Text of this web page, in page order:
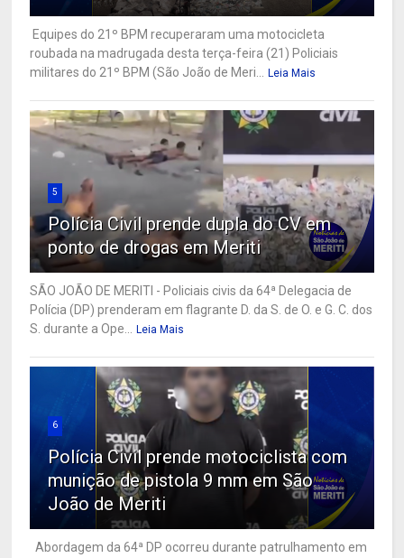
Equipes do 21º BPM recuperaram uma motocicleta
roubada na madrugada desta terça-feira (21) Policiais
militares do 21º BPM (São João de Meri... Leia Mais
5
Polícia Civil prende dupla do CV em
ponto de drogas em Meriti
SÃO JOÃO DE MERITI - Policiais civis da 64ª Delegacia de
Polícia (DP) prenderam em flagrante D. da S. de O. e G. C. dos
S. durante a Ope... Leia Mais
6
Polícia Civil prende motociclista com
munição de pistola 9 mm em São
João de Meriti
Abordagem da 64ª DP ocorreu durante patrulhamento em